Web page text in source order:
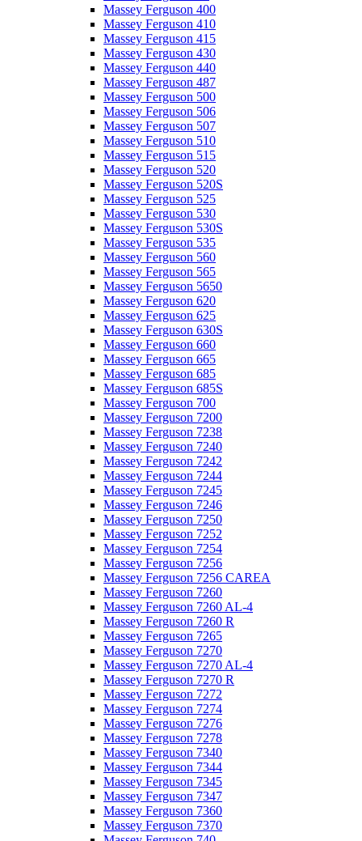
Massey Ferguson 400
Massey Ferguson 410
Massey Ferguson 415
Massey Ferguson 430
Massey Ferguson 440
Massey Ferguson 487
Massey Ferguson 500
Massey Ferguson 506
Massey Ferguson 507
Massey Ferguson 510
Massey Ferguson 515
Massey Ferguson 520
Massey Ferguson 520S
Massey Ferguson 525
Massey Ferguson 530
Massey Ferguson 530S
Massey Ferguson 535
Massey Ferguson 560
Massey Ferguson 565
Massey Ferguson 5650
Massey Ferguson 620
Massey Ferguson 625
Massey Ferguson 630S
Massey Ferguson 660
Massey Ferguson 665
Massey Ferguson 685
Massey Ferguson 685S
Massey Ferguson 700
Massey Ferguson 7200
Massey Ferguson 7238
Massey Ferguson 7240
Massey Ferguson 7242
Massey Ferguson 7244
Massey Ferguson 7245
Massey Ferguson 7246
Massey Ferguson 7250
Massey Ferguson 7252
Massey Ferguson 7254
Massey Ferguson 7256
Massey Ferguson 7256 CAREA
Massey Ferguson 7260
Massey Ferguson 7260 AL-4
Massey Ferguson 7260 R
Massey Ferguson 7265
Massey Ferguson 7270
Massey Ferguson 7270 AL-4
Massey Ferguson 7270 R
Massey Ferguson 7272
Massey Ferguson 7274
Massey Ferguson 7276
Massey Ferguson 7278
Massey Ferguson 7340
Massey Ferguson 7344
Massey Ferguson 7345
Massey Ferguson 7347
Massey Ferguson 7360
Massey Ferguson 7370